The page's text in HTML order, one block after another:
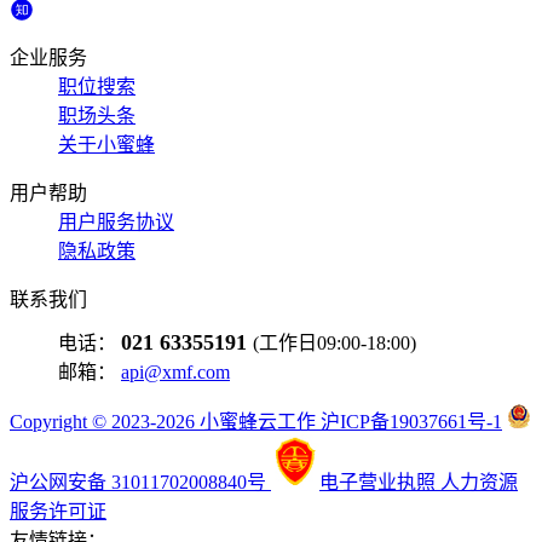
企业服务
职位搜索
职场头条
关于小蜜蜂
用户帮助
用户服务协议
隐私政策
联系我们
电话： 021 63355191 (工作日09:00-18:00)
邮箱： api@xmf.com
Copyright © 2023-2026 小蜜蜂云工作 沪ICP备19037661号-1
沪公网安备 31011702008840号 电子营业执照 人力资源
服务许可证